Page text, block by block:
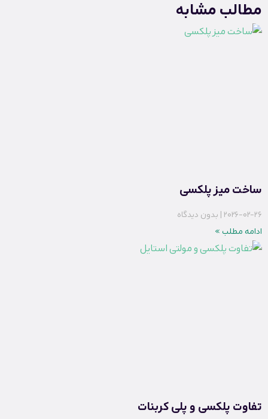
مطالب مشابه
ساخت میز پلکسی
2026-02-26 بدون دیدگاه
ادامه مطلب »
تفاوت پلکسی و پلی کربنات